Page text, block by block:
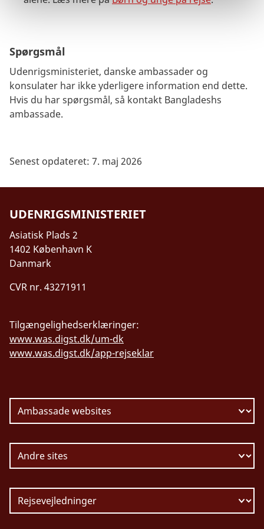
Spørgsmål
Udenrigsministeriet, danske ambassader og
konsulater har ikke yderligere information end dette.
Hvis du har spørgsmål, så kontakt Bangladeshs
ambassade.
Senest opdateret: 7. maj 2026
UDENRIGSMINISTERIET
Asiatisk Plads 2
1402 København K
Danmark
CVR nr. 43271911
Tilgængelighedserklæringer:
www.was.digst.dk/um-dk
www.was.digst.dk/app-rejseklar